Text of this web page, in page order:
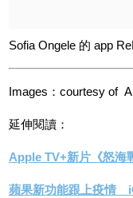
Sofia Ongele 的 app
Images：courtesy of
延伸閱讀：
Apple TV+新片《怒海
蘋果新功能跟上疫情